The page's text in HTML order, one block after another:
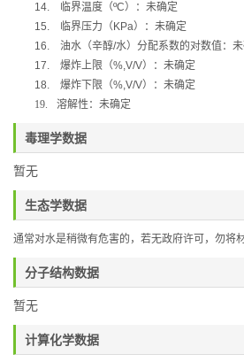
14.
临界温度（ºC）：未确定
15.
临界压力（ KPa）：未确定
16.
油水（辛醇/水）分配系数的对数值：
17.
爆炸上限（%,V/V）：未确定
18.
爆炸下限（%,V/V）：未确定
19.
溶解性：未确定
毒理学数据
暂无
生态学数据
通常对水是稍微有危害的，若无政府许可，勿将
分子结构数据
暂无
计算化学数据